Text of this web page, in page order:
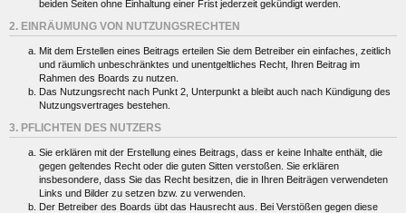
beiden Seiten ohne Einhaltung einer Frist jederzeit gekündigt werden.
2. EINRÄUMUNG VON NUTZUNGSRECHTEN
Mit dem Erstellen eines Beitrags erteilen Sie dem Betreiber ein einfaches, zeitlich
und räumlich unbeschränktes und unentgeltliches Recht, Ihren Beitrag im
Rahmen des Boards zu nutzen.
Das Nutzungsrecht nach Punkt 2, Unterpunkt a bleibt auch nach Kündigung des
Nutzungsvertrages bestehen.
3. PFLICHTEN DES NUTZERS
Sie erklären mit der Erstellung eines Beitrags, dass er keine Inhalte enthält, die
gegen geltendes Recht oder die guten Sitten verstoßen. Sie erklären
insbesondere, dass Sie das Recht besitzen, die in Ihren Beiträgen verwendeten
Links und Bilder zu setzen bzw. zu verwenden.
Der Betreiber des Boards übt das Hausrecht aus. Bei Verstößen gegen diese